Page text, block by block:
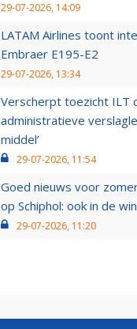
29-07-2026, 14:09
LATAM Airlines toont
Embraer E195-E2
29-07-2026, 13:34
Verscherpt toezicht ILT
administratieve
middel’
29-07-2026, 11:54
Goed nieuws voor
op Schiphol: ook in de
29-07-2026, 11:20